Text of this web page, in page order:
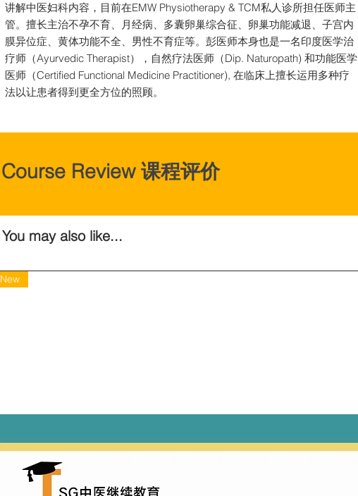
讲解中医妇科内容，目前在EMW Physiotherapy & TCM私人诊所担任医师主
管。擅长主治不孕不育、月经病、多囊卵巢综合征、卵巢功能减退、子宫内
膜异位症、黄体功能不全、男性不育症等。彭医师本身也是一名印度医学治
疗师（Ayurvedic Therapist），自然疗法医师（Dip. Naturopath) 和功能医学
医师（Certified Functional Medicine Practitioner), 在临床上擅长运用多种疗
法以让患者得到更全方位的照顾。
​Course Review 课程评价
You may also like...
New